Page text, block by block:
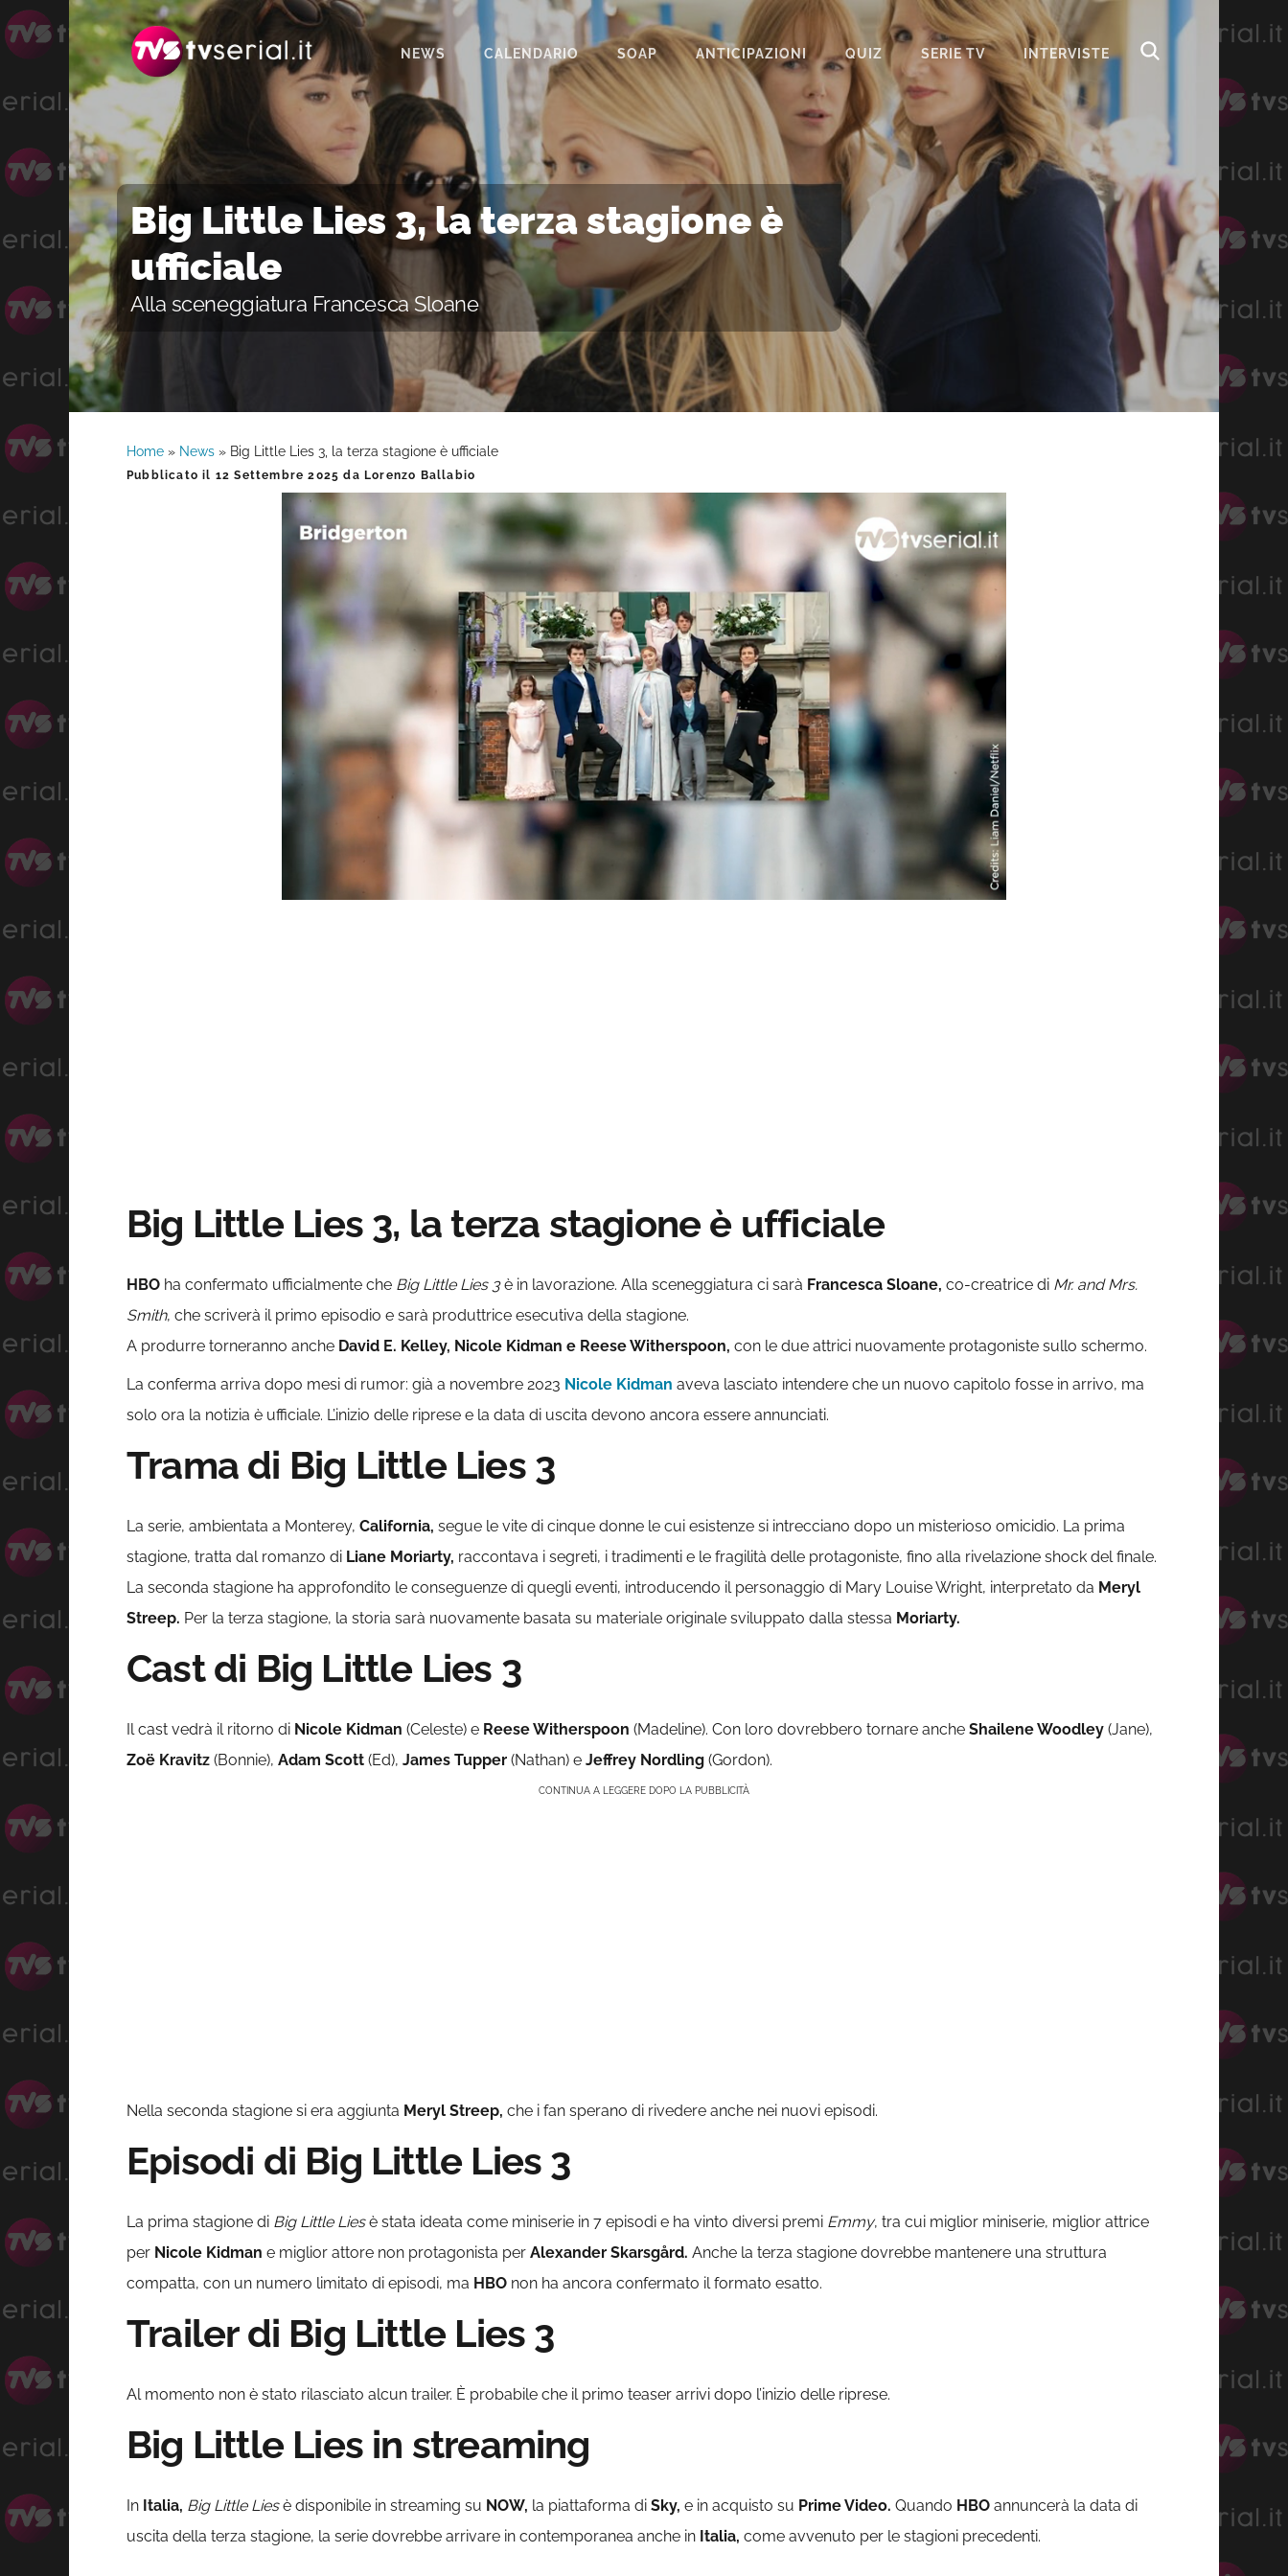
Passa
alla
navigazione
primaria
Passa
al
contenuto
principale
Passa
alla
barra
laterale
primaria
NEWS CALENDARIO SOAP
BEAUTIFUL
IL PARADISO DELLE SIGNORE
LA PROMESSA
SEGRETI DI FAMIGLIA
TEMPESTA D’AMORE
UN POSTO AL SOLE
ANTICIPAZIONI QUIZ SERIE TV INTERVISTE
Big Little Lies 3, la terza stagione è
ufficiale
Alla sceneggiatura Francesca Sloane
Home » News » Big Little Lies 3, la terza stagione è ufficiale
Pubblicato il 12 Settembre 2025 da Lorenzo Ballabio
0%
0%
Big Little Lies 3, la terza stagione è ufficiale
HBO ha confermato ufficialmente che Big Little Lies 3è in lavorazione. Alla sceneggiatura ci sarà Francesca Sloane, co-creatrice di Mr. and Mrs.
Smith, che scriverà il primo episodio e sarà produttrice esecutiva della stagione.
A produrre torneranno anche David E. Kelley, Nicole Kidman e Reese Witherspoon, con le due attrici nuovamente protagoniste sullo schermo.
La conferma arriva dopo mesi di rumor: già a novembre 2023 Nicole Kidman aveva lasciato intendere che un nuovo capitolo fosse in arrivo, ma
solo ora la notizia è ufficiale. L’inizio delle riprese e la data di uscita devono ancora essere annunciati.
Trama di Big Little Lies 3
La serie, ambientata a Monterey, California, segue le vite di cinque donne le cui esistenze si intrecciano dopo un misterioso omicidio. La prima
stagione, tratta dal romanzo di Liane Moriarty, raccontava i segreti, i tradimenti e le fragilità delle protagoniste, fino alla rivelazione shock del finale.
La seconda stagione ha approfondito le conseguenze di quegli eventi, introducendo il personaggio di Mary Louise Wright, interpretato da Meryl
Streep. Per la terza stagione, la storia sarà nuovamente basata su materiale originale sviluppato dalla stessa Moriarty.
Cast di Big Little Lies 3
Il cast vedrà il ritorno di Nicole Kidman (Celeste) e Reese Witherspoon (Madeline). Con loro dovrebbero tornare anche Shailene Woodley (Jane),
Zoë Kravitz (Bonnie), Adam Scott (Ed), James Tupper (Nathan) e Jeffrey Nordling (Gordon).
CONTINUA A LEGGERE DOPO LA PUBBLICITÀ
Nella seconda stagione si era aggiunta Meryl Streep, che i fan sperano di rivedere anche nei nuovi episodi.
Episodi di Big Little Lies 3
La prima stagione di Big Little Liesè stata ideata come miniserie in 7 episodi e ha vinto diversi premi Emmy, tra cui miglior miniserie, miglior attrice
per Nicole Kidman e miglior attore non protagonista per Alexander Skarsgård. Anche la terza stagione dovrebbe mantenere una struttura
compatta, con un numero limitato di episodi, ma HBO non ha ancora confermato il formato esatto.
Trailer di Big Little Lies 3
Al momento non è stato rilasciato alcun trailer. È probabile che il primo teaser arrivi dopo l’inizio delle riprese.
Big Little Lies in streaming
In Italia, Big Little Liesè disponibile in streaming su NOW, la piattaforma di Sky, e in acquisto su Prime Video. Quando HBO annuncerà la data di
uscita della terza stagione, la serie dovrebbe arrivare in contemporanea anche in Italia, come avvenuto per le stagioni precedenti.
Barra